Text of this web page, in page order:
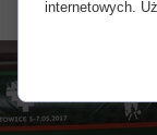
internetowych.